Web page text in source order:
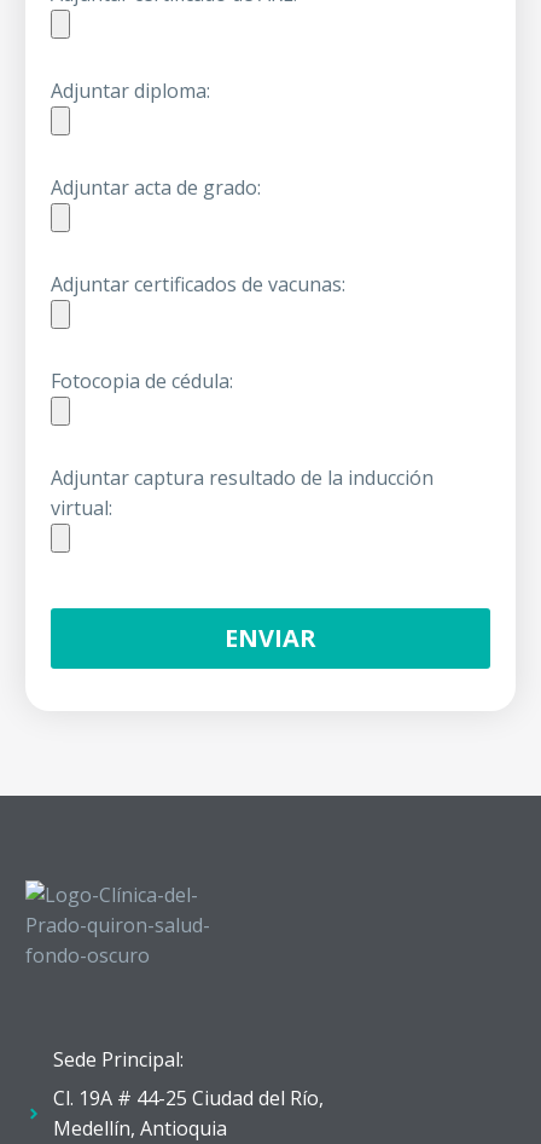
Adjuntar diploma:
Adjuntar acta de grado:
Adjuntar certificados de vacunas:
Fotocopia de cédula:
Adjuntar captura resultado de la inducción
virtual:
Sede Principal:
Cl. 19A # 44-25 Ciudad del Río,
Medellín, Antioquia